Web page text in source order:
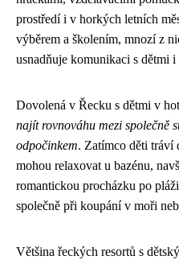
prostředí i v horkých letních
výběrem a školením, mnozí z
usnadňuje komunikaci s dětmi
Dovolená v Řecku s dětmi v
najít rovnováhu mezi společně
odpočinkem. Zatímco děti tráví
mohou relaxovat u bazénu,
romantickou procházku po
společně při koupání v moři
Většina řeckých resortů s